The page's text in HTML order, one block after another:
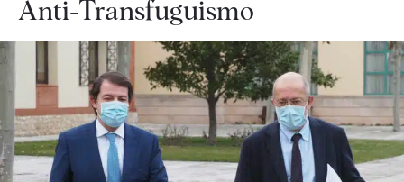
Anti-Transfuguismo